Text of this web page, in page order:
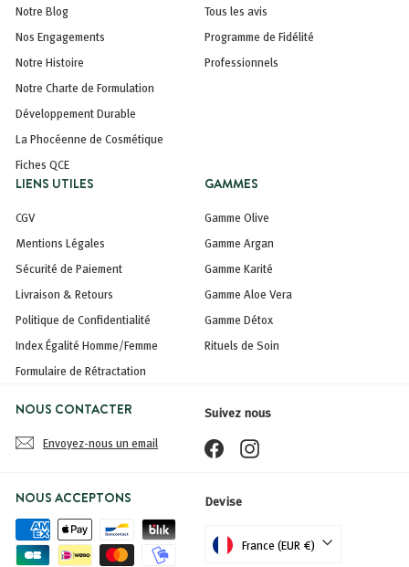
Notre Blog
Nos Engagements
Notre Histoire
Notre Charte de Formulation
Développement Durable
La Phocéenne de Cosmétique
Fiches QCE
Tous les avis
Programme de Fidélité
Professionnels
LIENS UTILES
CGV
Mentions Légales
Sécurité de Paiement
Livraison & Retours
Politique de Confidentialité
Index Égalité Homme/Femme
Formulaire de Rétractation
GAMMES
Gamme Olive
Gamme Argan
Gamme Karité
Gamme Aloe Vera
Gamme Détox
Rituels de Soin
NOUS CONTACTER
Envoyez-nous un email
Suivez nous
FacebookInstagram
NOUS ACCEPTONS Devise
France (EUR €)